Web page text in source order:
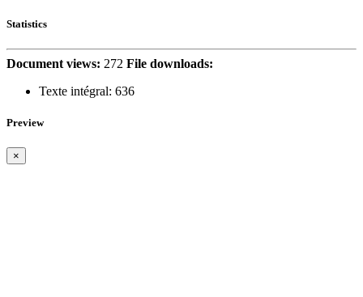
Statistics
Document views: 272 File downloads:
Texte intégral: 636
Preview
×